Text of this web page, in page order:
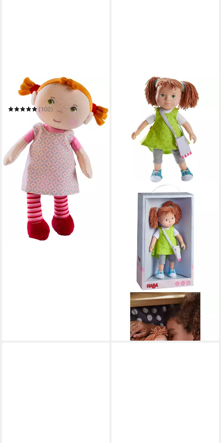
HABA
Stoffpuppe Roya
(102)
in 3-4 Werktagen bei dir
HABA
Babypuppe Milou
56,39 €
leider ausverkauft